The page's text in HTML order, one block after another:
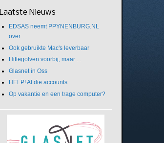
Laatste Nieuws
EDSAS neemt PPYNENBURG.NL
over
Ook gebruikte Mac's leverbaar
Hittegolven voorbij, maar ...
Glasnet in Oss
HELP! Al die accounts
Op vakantie en een trage computer?